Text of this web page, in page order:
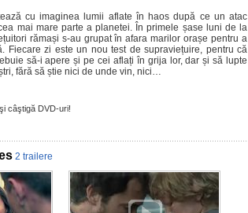
cu imaginea lumii aflate în haos după ce un atac
mai mare parte a planetei. În primele șase luni de la
rămași s-au grupat în afara marilor orașe pentru a
Fiecare zi este un nou test de supraviețuire, pentru că
să-i apere și pe cei aflați în grija lor, dar și să lupte
fără să știe nici de unde vin, nici…
şi câştigă DVD-uri!
2 trailere